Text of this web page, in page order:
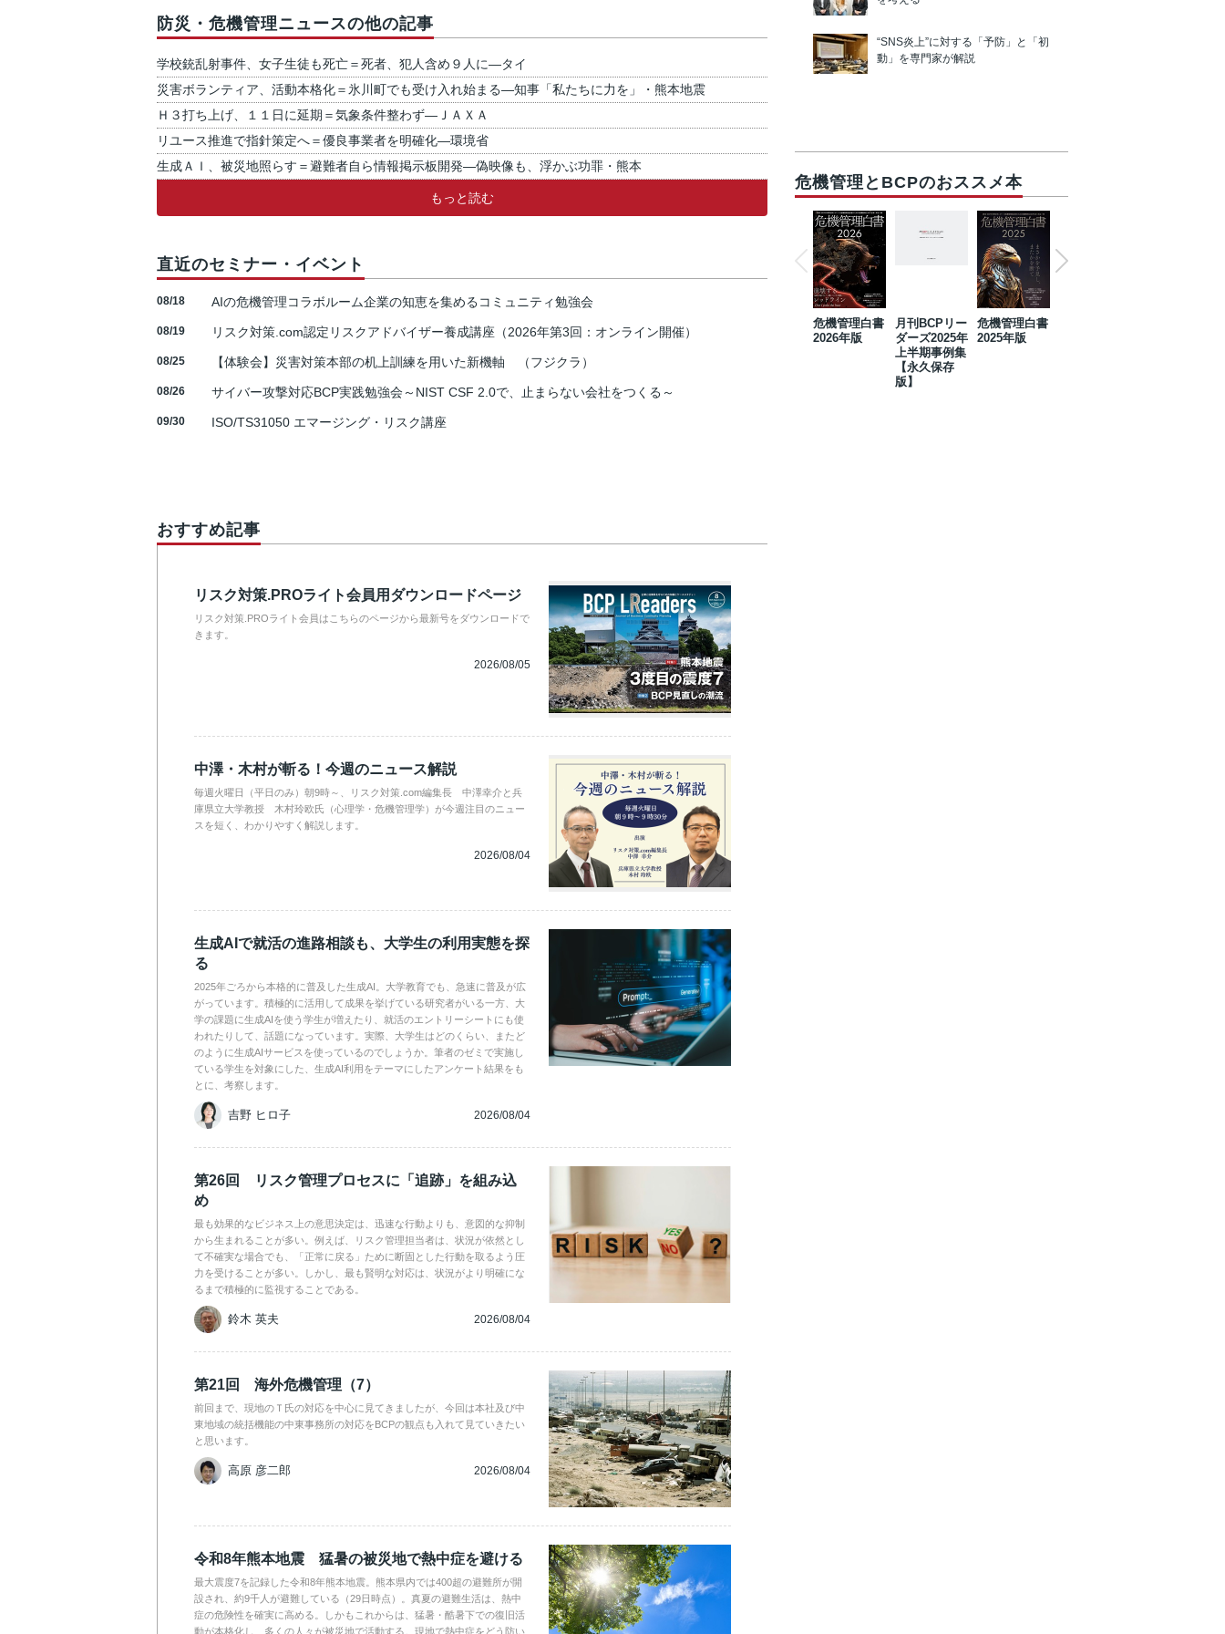
防災・危機管理ニュースの他の記事
学校銃乱射事件、女子生徒も死亡＝死者、犯人含め９人に―タイ
災害ボランティア、活動本格化＝氷川町でも受け入れ始まる―知事「私たちに力を」・熊本地震
Ｈ３打ち上げ、１１日に延期＝気象条件整わず―ＪＡＸＡ
リユース推進で指針策定へ＝優良事業者を明確化―環境省
生成ＡＩ、被災地照らす＝避難者自ら情報掲示板開発―偽映像も、浮かぶ功罪・熊本
もっと読む
直近のセミナー・イベント
08/18 AIの危機管理コラボルーム企業の知恵を集めるコミュニティ勉強会
08/19 リスク対策.com認定リスクアドバイザー養成講座（2026年第3回：オンライン開催）
08/25 【体験会】災害対策本部の机上訓練を用いた新機軸 （フジクラ）
08/26 サイバー攻撃対応BCP実践勉強会～NIST CSF 2.0で、止まらない会社をつくる～
09/30 ISO/TS31050 エマージング・リスク講座
おすすめ記事
リスク対策.PROライト会員用ダウンロードページ
リスク対策.PROライト会員はこちらのページから最新号をダウンロードで
きます。
2026/08/05
中澤・木村が斬る！今週のニュース解説
毎週火曜日（平日のみ）朝9時～、リスク対策.com編集長 中澤幸介と兵
庫県立大学教授 木村玲欧氏（心理学・危機管理学）が今週注目のニュー
スを短く、わかりやすく解説します。
2026/08/04
生成AIで就活の進路相談も、大学生の利用実態を探
る
2025年ごろから本格的に普及した生成AI。大学教育でも、急速に普及が広
がっています。積極的に活用して成果を挙げている研究者がいる一方、大
学の課題に生成AIを使う学生が増えたり、就活のエントリーシートにも使
われたりして、話題になっています。実際、大学生はどのくらい、またど
のように生成AIサービスを使っているのでしょうか。筆者のゼミで実施し
ている学生を対象にした、生成AI利用をテーマにしたアンケート結果をも
とに、考察します。
吉野 ヒロ子 2026/08/04
第26回 リスク管理プロセスに「追跡」を組み込
め
最も効果的なビジネス上の意思決定は、迅速な行動よりも、意図的な抑制
から生まれることが多い。例えば、リスク管理担当者は、状況が依然とし
て不確実な場合でも、「正常に戻る」ために断固とした行動を取るよう圧
力を受けることが多い。しかし、最も賢明な対応は、状況がより明確にな
るまで積極的に監視することである。
鈴木 英夫 2026/08/04
第21回 海外危機管理（7）
前回まで、現地のＴ氏の対応を中心に見てきましたが、今回は本社及び中
東地域の統括機能の中東事務所の対応をBCPの観点も入れて見ていきたい
と思います。
高原 彦二郎 2026/08/04
令和8年熊本地震 猛暑の被災地で熱中症を避ける
最大震度7を記録した令和8年熊本地震。熊本県内では400超の避難所が開
設され、約9千人が避難している（29日時点）。真夏の避難生活は、熱中
症の危険性を確実に高める。しかもこれからは、猛暑・酷暑下での復旧活
動が本格化し、多くの人々が被災地で活動する。現地で熱中症をどう防い
“SNS炎上”に対する「予防」と「初
動」を専門家が解説
危機管理とBCPのおススメ本
危機管理白書
2026年版
月刊BCPリー
ダーズ2025年
上半期事例集
【永久保存
版】
危機管理白書
2025年版